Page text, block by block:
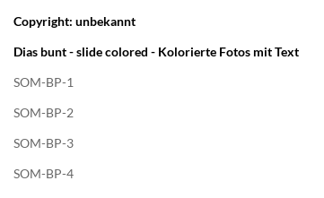
Copyright: unbekannt
Dias bunt - slide colored - Kolorierte Fotos mit Text
SOM-BP-1
SOM-BP-2
SOM-BP-3
SOM-BP-4